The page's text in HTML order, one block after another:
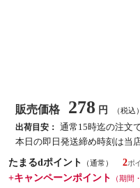
販売価格 278 円 （税込）
出荷目安： 通常15時迄の注文
本日の即日発送締め時刻は当
たまるdポイント
（通常）
2
+キャンペーンポイント
（期間